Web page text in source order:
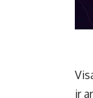
ir